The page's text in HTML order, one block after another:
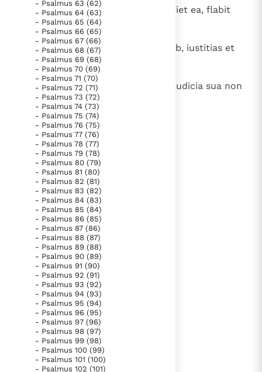
- Psalmus 63 (62)
- Psalmus 64 (63)
- Psalmus 65 (64)
- Psalmus 66 (65)
- Psalmus 67 (66)
- Psalmus 68 (67)
- Psalmus 69 (68)
- Psalmus 70 (69)
- Psalmus 71 (70)
- Psalmus 72 (71)
- Psalmus 73 (72)
- Psalmus 74 (73)
- Psalmus 75 (74)
- Psalmus 76 (75)
- Psalmus 77 (76)
- Psalmus 78 (77)
- Psalmus 79 (78)
- Psalmus 80 (79)
- Psalmus 81 (80)
- Psalmus 82 (81)
- Psalmus 83 (82)
- Psalmus 84 (83)
- Psalmus 85 (84)
- Psalmus 86 (85)
- Psalmus 87 (86)
- Psalmus 88 (87)
- Psalmus 89 (88)
- Psalmus 90 (89)
- Psalmus 91 (90)
- Psalmus 92 (91)
- Psalmus 93 (92)
- Psalmus 94 (93)
- Psalmus 95 (94)
- Psalmus 96 (95)
- Psalmus 97 (96)
- Psalmus 98 (97)
- Psalmus 99 (98)
- Psalmus 100 (99)
- Psalmus 101 (100)
- Psalmus 102 (101)
Emittet verbum suum et liquefaciet ea, flabit
spiritus eius, et fluent aquae.
Qui annuntiat verbum suum Iacob, iustitias et
iudicia sua Israel.
Non fecit taliter omni nationi et iudicia sua non
manifestavit eis. ALLELUIA.